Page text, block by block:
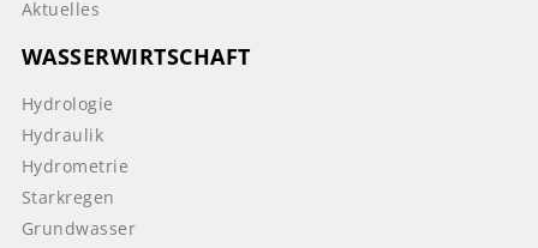
Aktuelles
WASSERWIRTSCHAFT
Hydrologie
Hydraulik
Hydrometrie
Starkregen
Grundwasser